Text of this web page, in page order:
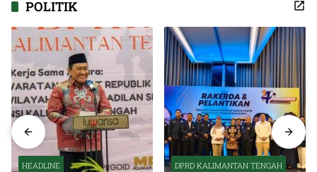
POLITIK
HEADLINE DPRD KALIMANTAN TENGAH